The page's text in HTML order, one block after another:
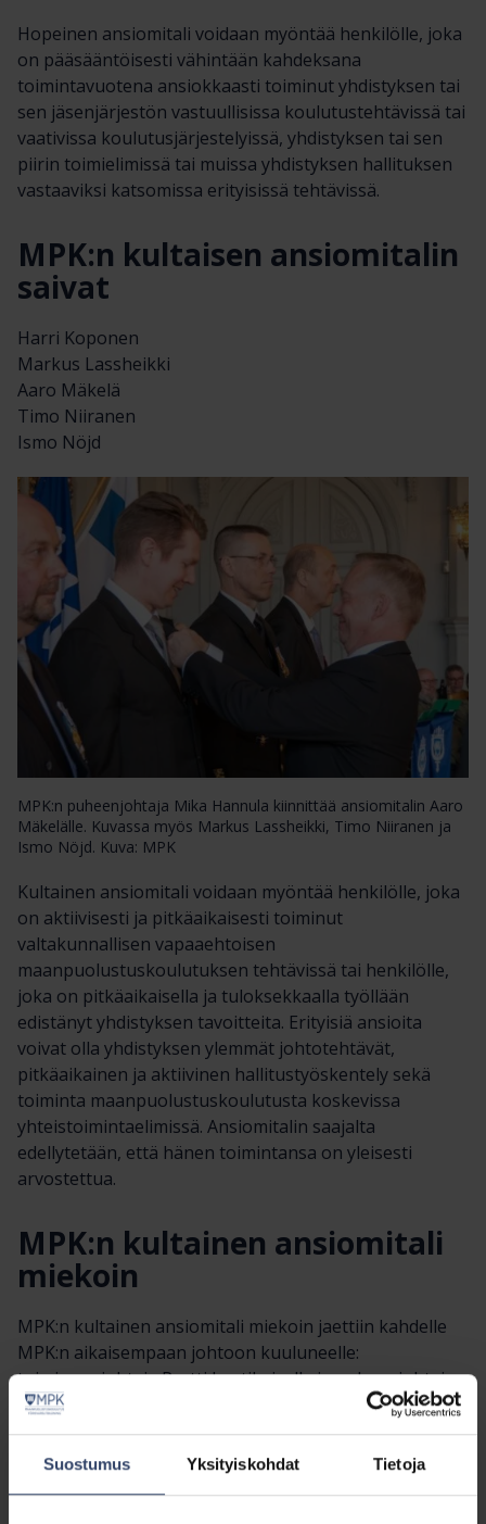
Suostumus Yksityiskohdat Tietoja
Hopeinen ansiomitali voidaan myöntää henkilölle, joka
on pääsääntöisesti vähintään kahdeksana
toimintavuotena ansiokkaasti toiminut yhdistyksen tai
sen jäsenjärjestön vastuullisissa koulutustehtävissä tai
vaativissa koulutusjärjestelyissä, yhdistyksen tai sen
piirin toimielimissä tai muissa yhdistyksen hallituksen
vastaaviksi katsomissa erityisissä tehtävissä.
MPK:n kultaisen ansiomitalin
saivat
Harri Koponen
Markus Lassheikki
Aaro Mäkelä
Timo Niiranen
Ismo Nöjd
MPK:n puheenjohtaja Mika Hannula kiinnittää ansiomitalin Aaro
Mäkelälle. Kuvassa myös Markus Lassheikki, Timo Niiranen ja
Ismo Nöjd. Kuva: MPK
Kultainen ansiomitali voidaan myöntää henkilölle, joka
on aktiivisesti ja pitkäaikaisesti toiminut
valtakunnallisen vapaaehtoisen
maanpuolustuskoulutuksen tehtävissä tai henkilölle,
joka on pitkäaikaisella ja tuloksekkaalla työllään
edistänyt yhdistyksen tavoitteita. Erityisiä ansioita
voivat olla yhdistyksen ylemmät johtotehtävät,
pitkäaikainen ja aktiivinen hallitustyöskentely sekä
toiminta maanpuolustuskoulutusta koskevissa
yhteistoimintaelimissä. Ansiomitalin saajalta
edellytetään, että hänen toimintansa on yleisesti
arvostettua.
MPK:n kultainen ansiomitali
miekoin
MPK:n kultainen ansiomitali miekoin jaettiin kahdelle
MPK:n aikaisempaan johtoon kuuluneelle:
toiminnanjohtaja Pertti Laatikaiselle ja puheenjohtaja
Tapio Peltomäelle seuraavin perusteluin.